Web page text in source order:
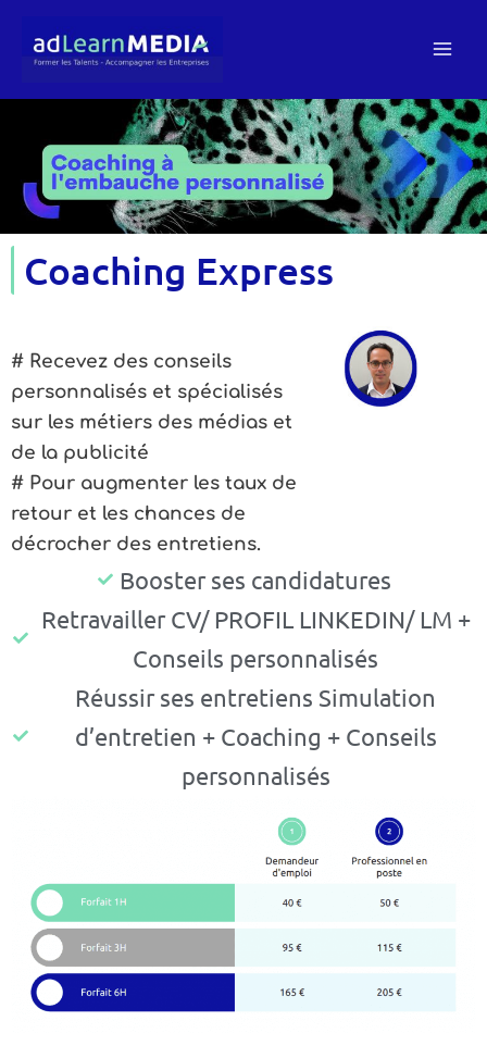
contenu
Coaching Express
# Recevez des conseils
personnalisés et spécialisés
sur les métiers des médias et
de la publicité
# Pour augmenter les taux de
retour et les chances de
décrocher des entretiens.
Booster ses candidatures
Retravailler CV/ PROFIL LINKEDIN/ LM +
Conseils personnalisés
Réussir ses entretiens Simulation
d’entretien + Coaching + Conseils
personnalisés